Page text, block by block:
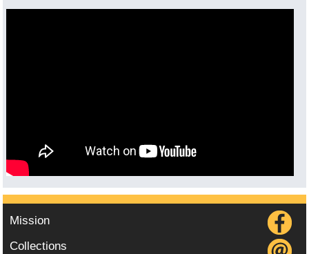
Mission
Collections